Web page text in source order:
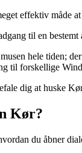
effektiv måde
til en
hele tiden;
til forskellige
dig at huske
Kør?
du åbner